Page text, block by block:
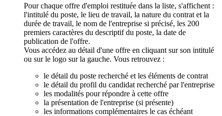
Pour chaque offre d'emploi restituée dans la liste, s'affichent :
l'intitulé du poste, le lieu de travail, la nature du contrat et la
durée de travail, le nom de l'entreprise si précisé, les 200
premiers caractères du descriptif du poste, la date de
publication de l'offre.
Vous accédez au détail d'une offre en cliquant sur son intitulé
ou sur le logo sur la gauche. Vous retrouvez :
le détail du poste recherché et les éléments de contrat
le détail du profil du candidat recherché par l'entreprise
les modalités pour répondre à cette offre
la présentation de l'entreprise (si présente)
les informations complémentaires le cas échéant